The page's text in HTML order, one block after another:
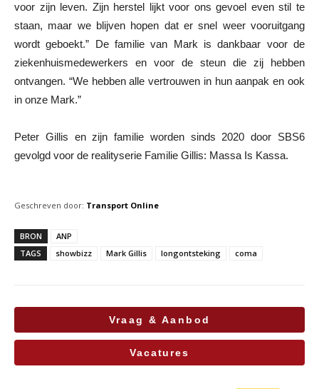
voor zijn leven. Zijn herstel lijkt voor ons gevoel even stil te
staan, maar we blijven hopen dat er snel weer vooruitgang
wordt geboekt.” De familie van Mark is dankbaar voor de
ziekenhuismedewerkers en voor de steun die zij hebben
ontvangen. “We hebben alle vertrouwen in hun aanpak en ook
in onze Mark.”
Peter Gillis en zijn familie worden sinds 2020 door SBS6
gevolgd voor de realityserie Familie Gillis: Massa Is Kassa.
Geschreven door: Transport Online
BRON
ANP
TAGS
showbizz Mark Gillis longontsteking coma
Vraag & Aanbod
Vacatures